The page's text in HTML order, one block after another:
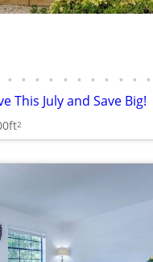
• • • • • • • • • • •
This July and Save Big!
2